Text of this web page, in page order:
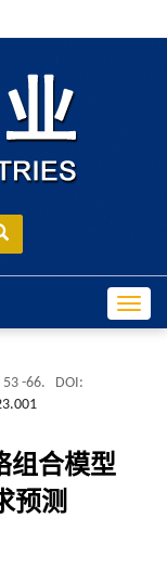
53 -66.
DOI:
组合模型
预测